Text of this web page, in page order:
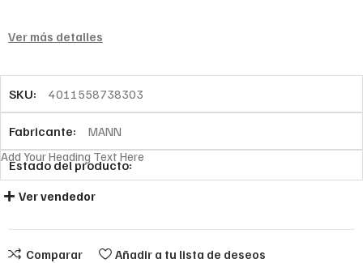
Ver más detalles
SKU: 4011558738303
Fabricante: MANN
Estado del producto:
Add Your Heading Text Here
Ver vendedor
Comparar Añadir a tu lista de deseos